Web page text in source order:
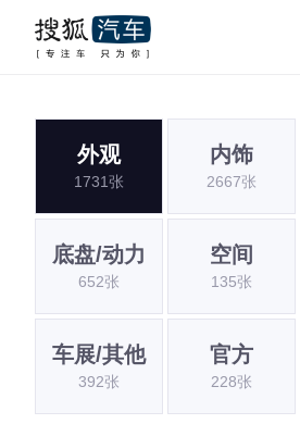
外观
1731张
内饰
2667张
底盘/动力
652张
空间
135张
车展/其他
392张
官方
228张